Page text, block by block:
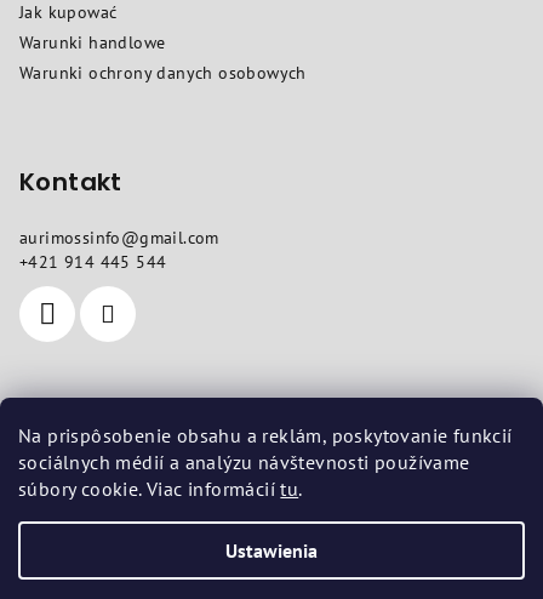
Na prispôsobenie obsahu a reklám, poskytovanie funkcií
sociálnych médií a analýzu návštevnosti používame
súbory cookie. Viac informáciítu.
Ustawienia
a
Jak kupować
Warunki handlowe
Warunki ochrony danych osobowych
Kontakt
aurimossinfo@gmail.com
+421 914 445 544
Gdzie nas znajdziesz
Siedziba: Pod dubami 618/10, Liptovská Štiavnica 03401
Zakład: Vojenská 14, Košice 04001